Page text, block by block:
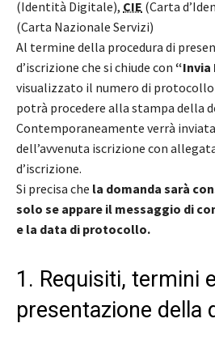
(Identità Digitale), CIE (Carta
(Carta Nazionale Servizi)
Al termine della procedura di
d’iscrizione che si chiude con “Invia
visualizzato il numero di protocollo
potrà procedere alla stampa della
Contemporaneamente verrà
dell’avvenuta iscrizione con
d’iscrizione.
Si precisa che la domanda sarà
solo se appare il messaggio di
e la data di protocollo.
1. Requisiti, termini e
presentazione della